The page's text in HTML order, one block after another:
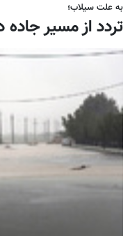
به علت سیلاب؛
تردد از مسیر